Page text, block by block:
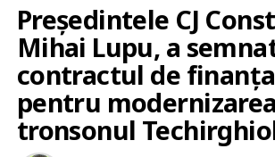
Președintele CJ
Mihai Lupu, a
contractul de
pentru modernizarea
tronsonul